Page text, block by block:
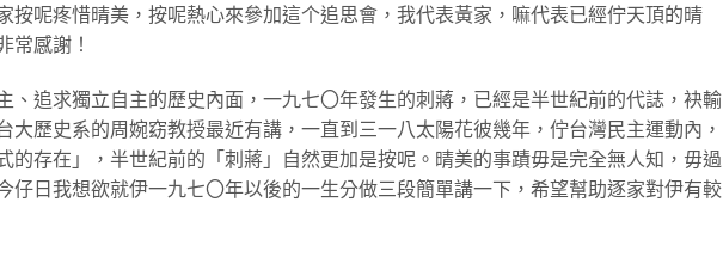
按呢疼惜晴美，按呢熱心來參加這个追思會，我代表黃家，嘛代表已經佇天頂的晴
常感謝！
、追求獨立自主的歷史內面，一九七〇年發生的刺蔣，已經是半世紀前的代誌，袂輸
大歷史系的周婉窈教授最近有講，一直到三一八太陽花彼幾年，佇台灣民主運動內，
的存在」，半世紀前的「刺蔣」自然更加是按呢。晴美的事蹟毋是完全無人知，毋過
仔日我想欲就伊一九七〇年以後的一生分做三段簡單講一下，希望幫助逐家對伊有較